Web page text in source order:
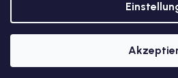
5 % RABATT AUF DEN